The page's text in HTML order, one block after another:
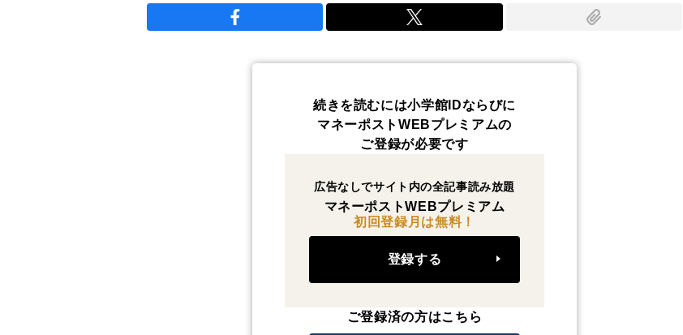
続きを読むには小学館IDならびに
マネーポストWEBプレミアムの
ご登録が必要です
広告なしでサイト内の全記事読み放題
マネーポストWEBプレミアム
初回登録月は無料！
登録する
ご登録済の方はこちら